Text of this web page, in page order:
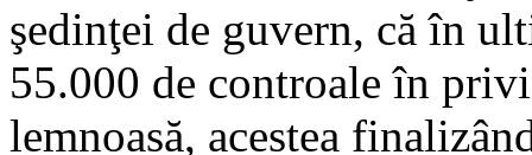
şedinţei de guvern, că în
55.000 de controale în
lemnoasă, acestea